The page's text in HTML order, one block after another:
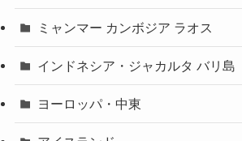
ミャンマー カンボジア ラオス
インドネシア・ジャカルタ バリ島
ヨーロッパ・中東